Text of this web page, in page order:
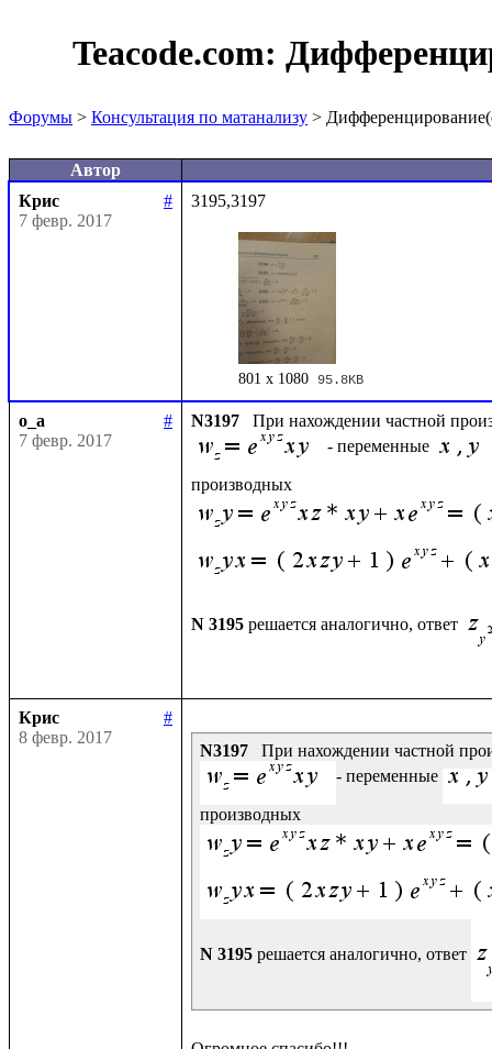
Teacode.com:
Форумы > Консультация по матанализу >
Автор
Крис
#
7 февр. 2017
801 x 1080 95.8KB
o_a
#
7 февр. 2017
N3197
- переменные
N 3195 решается аналогично, ответ
Крис
#
8 февр. 2017
N3197
- переменные
N 3195 решается аналогично, ответ